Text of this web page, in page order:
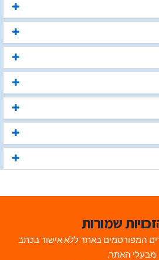
שמורות
המפורסמים באתר ללא אישור בכתב
מבעלי האתר.